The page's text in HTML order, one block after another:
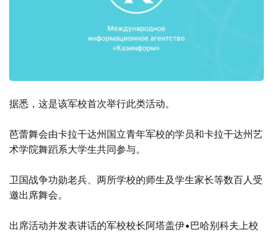
据悉，这是该军校首次举行此类活动。
芭蕾舞会由卡拉干达州国立青年军校的学员和卡拉干达州艺
术学院舞蹈系大学生共同参与。
卫国战争功勋老兵、两所学校的师生及学生家长等数百人受
邀出席舞会。
出席活动并发表讲话的军校校长阿塔盖伊•巴哈别科夫上校